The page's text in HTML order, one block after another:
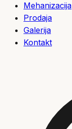
Mehanizacija
Prodaja
Galerija
Kontakt